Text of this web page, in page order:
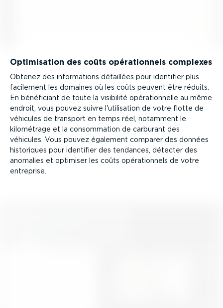
Optimi­sation des coûts opéra­tionnels complexes
Obtenez des infor­ma­tions détaillées pour identifier plus
facilement les domaines où les coûts peuvent être réduits.
En bénéficiant de toute la visibilité opéra­tion­nelle au même
endroit, vous pouvez suivre l'utilisation de votre flotte de
véhicules de transport en temps réel, notamment le
kilométrage et la consom­mation de carburant des
véhicules. Vous pouvez également comparer des données
historiques pour identifier des tendances, détecter des
anomalies et optimiser les coûts opéra­tionnels de votre
entreprise.